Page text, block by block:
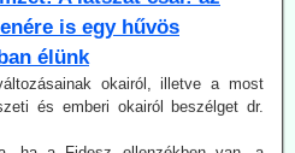
élünk
okairól, illetve a most
és emberi okairól beszélget dr.
ha a Fidesz ellenzékben van, a
realista hangvételű írásokat